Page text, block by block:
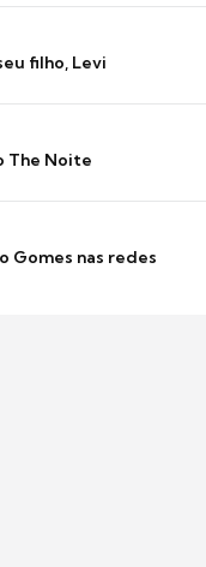
filho, Levi
The Noite
Gomes nas redes